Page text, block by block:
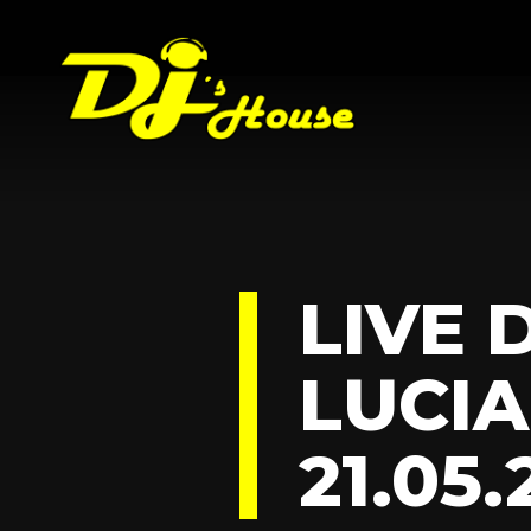
LIVE